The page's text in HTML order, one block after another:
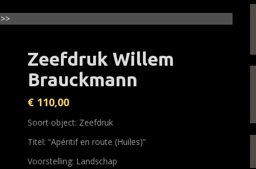
>>
Zeefdruk Willem
Brauckmann
€110,00
Soort object: Zeefdruk
Titel: “Apéritif en route (Huiles)”
Voorstelling: Landschap